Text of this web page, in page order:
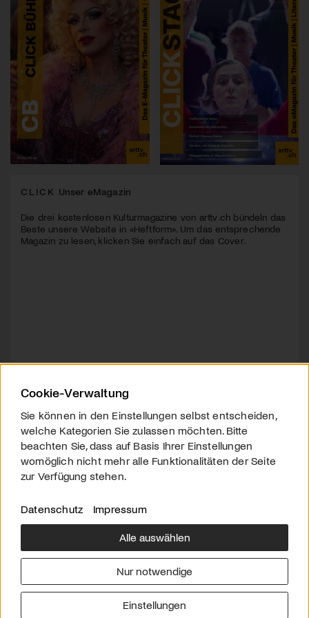
CLICK Unser eMagazin
Die drei kostenlosen Kulturmagazine von arttv.ch bündeln das
Beste unsere Website in «Heftform». Um das entsprechende
Magazin zu lesen, klicken Sie einfach auf das Cover.
Über uns
Downloads
Werben
Impressum
Cookie-Verwaltung
Sie können in den Einstellungen selbst entscheiden,
welche Kategorien Sie zulassen möchten. Bitte
beachten Sie, dass auf Basis Ihrer Einstellungen
womöglich nicht mehr alle Funktionalitäten der Seite
zur Verfügung stehen.
Datenschutz Impressum
Alle auswählen
Nur notwendige
Einstellungen